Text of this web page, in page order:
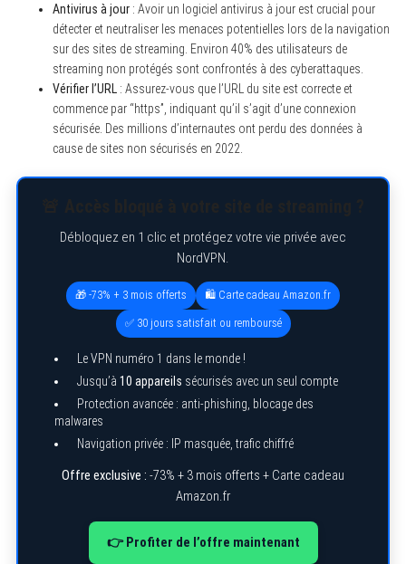
Antivirus à jour: Avoir un logiciel antivirus à jour est crucial pour
détecter et neutraliser les menaces potentielles lors de la navigation
sur des sites de streaming. Environ 40% des utilisateurs de
streaming non protégés sont confrontés à des cyberattaques.
Vérifier l’URL: Assurez-vous que l’URL du site est correcte et
commence par “https”, indiquant qu’il s’agit d’une connexion
sécurisée. Des millions d’internautes ont perdu des données à
cause de sites non sécurisés en 2022.
Débloquez en 1 clic et protégez votre vie privée avec
NordVPN.
🎁 -73% + 3 mois offerts 🛍️ Carte cadeau Amazon.fr
✅ 30 jours satisfait ou remboursé
Le VPN numéro 1 dans le monde !
Jusqu’à 10 appareils sécurisés avec un seul compte
Protection avancée : anti-phishing, blocage des
malwares
Navigation privée : IP masquée, trafic chiffré
Offre exclusive : -73% + 3 mois offerts + Carte cadeau
Amazon.fr
👉 Profiter de l’offre maintenant
S